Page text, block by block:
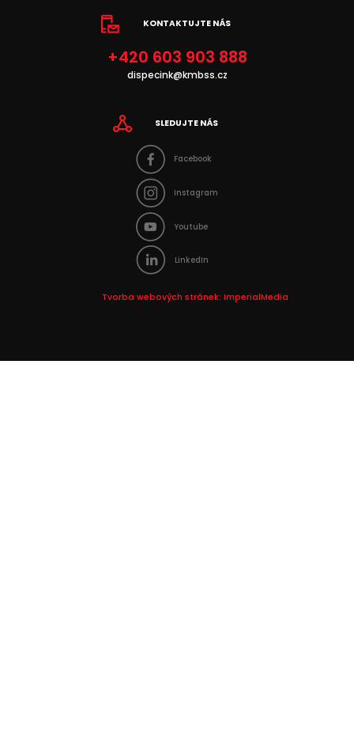
KONTAKTUJTE NÁS
+420 603 903 888
dispecink@kmbss.cz
SLEDUJTE NÁS
Facebook
Instagram
Youtube
LinkedIn
Tvorba webových stránek: ImperialMedia